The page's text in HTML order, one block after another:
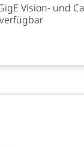
Vision- und